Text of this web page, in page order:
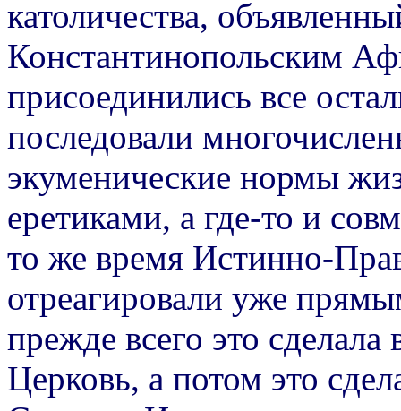
католичества,
Константинопольским
присоединились все
последовали
экуменические нормы
еретиками, а где-то и
то же время Истинно-
отреагировали уже
прежде всего это
Церковь, а потом это